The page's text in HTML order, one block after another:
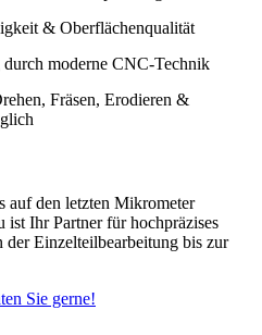
& Oberflächenqualität
moderne CNC-Technik
Fräsen, Erodieren &
auf den letzten Mikrometer
Ihr Partner für hochpräzises
Einzelteilbearbeitung bis zur
Sie gerne!